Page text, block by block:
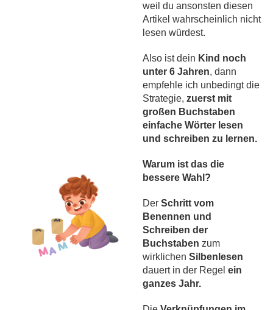
weil du ansonsten diesen
Artikel wahrscheinlich nicht
lesen würdest.
Also ist dein Kind noch
unter 6 Jahren, dann
empfehle ich unbedingt die
Strategie, zuerst mit
großen Buchstaben
einfache Wörter lesen
und schreiben zu lernen.
Warum ist das die
bessere Wahl?
Der Schritt vom
Benennen und
Schreiben der
Buchstaben zum
wirklichen Silbenlesen
dauert in der Regel ein
ganzes Jahr.